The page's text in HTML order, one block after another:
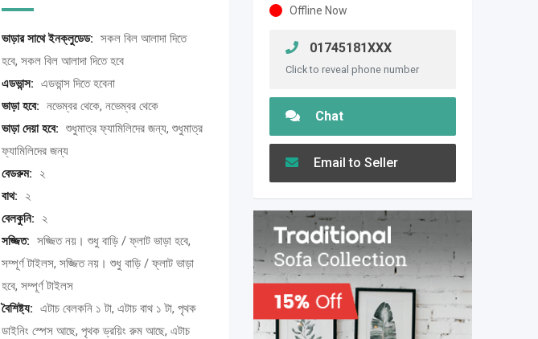
ভাড়ার সাথে ইনক্লুডেড: সকল বিল আলাদা দিতে
হবে, সকল বিল আলাদা দিতে হবে
এডভান্স: এডভান্স দিতে হবেনা
ভাড়া হবে: নভেম্বর থেকে, নভেম্বর থেকে
ভাড়া দেয়া হবে: শুধুমাত্র ফ্যামিলিদের জন্য, শুধুমাত্র
ফ্যামিলিদের জন্য
বেডরুম:
২
বাথ:
২
বেলকুনি:
২
সজ্জিত: সজ্জিত নয়। শুধু বাড়ি / ফ্লাট ভাড়া হবে,
সম্পূর্ণ টাইলস, সজ্জিত নয়। শুধু বাড়ি / ফ্লাট ভাড়া
হবে, সম্পূর্ণ টাইলস
বৈশিষ্ট্য: এটাচ বেলকনি ১ টা, এটাচ বাথ ১ টা, পৃথক
ডাইনিং স্পেস আছে, পৃথক ড্রয়িং রুম আছে, এটাচ
Offline Now
01745181XXX
Click to reveal phone number
Chat
Email to Seller